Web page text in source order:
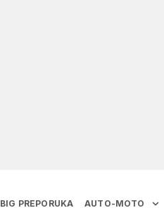
BIG PREPORUKA AUTO-MOTO